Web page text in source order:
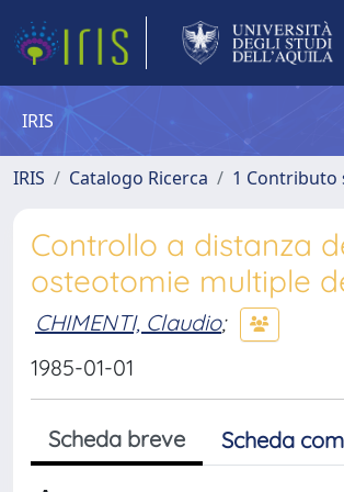
IRIS
IRIS Catalogo Ricerca 1 Contributo
Controllo a distanza
osteotomie multiple
CHIMENTI, Claudio;
1985-01-01
Scheda breve Scheda